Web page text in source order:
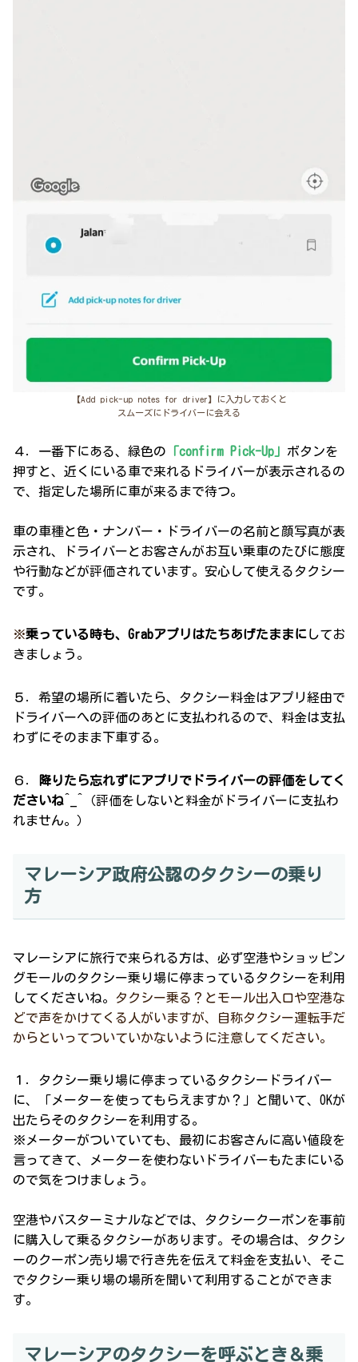
【Add pick-up notes for driver】に入力しておくと
スムーズにドライバーに会える
４．一番下にある、緑色の 「confirm Pick-Up」 ボタンを
押すと、近くにいる車で来れるドライバーが表示されるの
で、指定した場所に車が来るまで待つ。
車の車種と色・ナンバー・ドライバーの名前と顔写真が表
示され、ドライバーとお客さんがお互い乗車のたびに態度
や行動などが評価されています。安心して使えるタクシー
です。
※乗っている時も、Grabアプリはたちあげたままにしてお
きましょう。
５．希望の場所に着いたら、タクシー料金はアプリ経由で
ドライバーへの評価のあとに支払われるので、料金は支払
わずにそのまま下車する。
６．
降りたら忘れずにアプリでドライバーの評価をしてく
ださいね ^_^（評価をしないと料金がドライバーに支払わ
れません。）
マレーシア政府公認のタクシーの乗り
方
マレーシアに旅行で来られる方は、必ず空港やショッピン
グモールのタクシー乗り場に停まっているタクシーを利用
してくださいね。 タクシー乗る？とモール出入口や空港な
どで声をかけてくる人がいますが、自称タクシー運転手だ
からといってついていかないように注意してください。
１．タクシー乗り場に停まっているタクシードライバー
に、「メーターを使ってもらえますか？」と聞いて、OKが
出たらそのタクシーを利用する。
※メーターがついていても、最初にお客さんに高い値段を
言ってきて、メーターを使わないドライバーもたまにいる
ので気をつけましょう。
空港やバスターミナルなどでは、タクシークーポンを事前
に購入して乗るタクシーがあります。その場合は、タクシ
ーのクーポン売り場で行き先を伝えて料金を支払い、そこ
でタクシー乗り場の場所を聞いて利用することができま
す。
マレーシアのタクシーを呼ぶとき＆乗